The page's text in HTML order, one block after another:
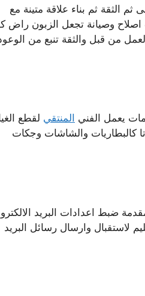
الثقة ثم بناء علاقة متينة مع
اصلاح وصيانة تجعل الزبون راض
من قبل والثقة تنبع من
يعمل الفني المنتقي لقطع
كالبطاريات والشاشات وجكات
ضبط اعدادات البريد
لاستقبال وارسال رسائل البريد